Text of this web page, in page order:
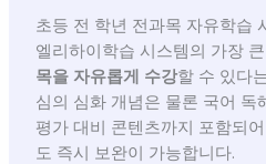
초등 전 학년 전과목 자유학습
엘리하이학습 시스템의 가장
목을 자유롭게 수강할 수 있다
심의 심화 개념은 물론 국어 독
평가 대비 콘텐츠까지 포함되
도 즉시 보완이 가능합니다.